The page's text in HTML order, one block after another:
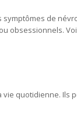
de
obsessionnels.
vie quotidienne. Ils